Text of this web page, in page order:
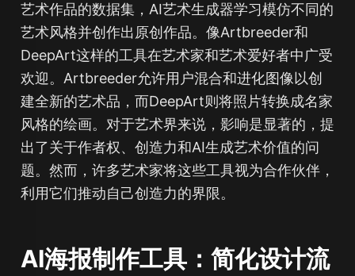
艺术作品的数据集，AI艺术生成器学习模仿不同的
艺术风格并创作出原创作品。像Artbreeder和
DeepArt这样的工具在艺术家和艺术爱好者中广受
欢迎。Artbreeder允许用户混合和进化图像以创
建全新的艺术品，而DeepArt则将照片转换成名家
风格的绘画。对于艺术界来说，影响是显著的，提
出了关于作者权、创造力和AI生成艺术价值的问
题。然而，许多艺术家将这些工具视为合作伙伴，
利用它们推动自己创造力的界限。
AI海报制作工具：简化设计流